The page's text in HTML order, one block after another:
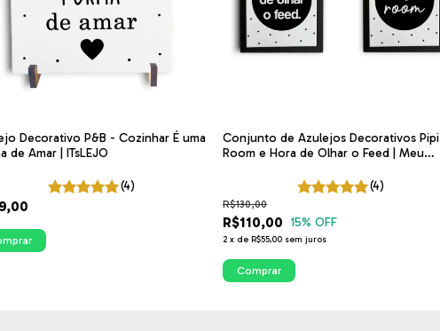
Decorativo P&B - Cozinhar É uma
de Amar | ITsLEJO
(4)
Conjunto de Azulejos Decorativos Pipi
Room e Hora de Olhar o Feed | Meu
(4)
R$110,00
R$130,00
15% OFF
2 x de R$55,00 sem juros
Comprar